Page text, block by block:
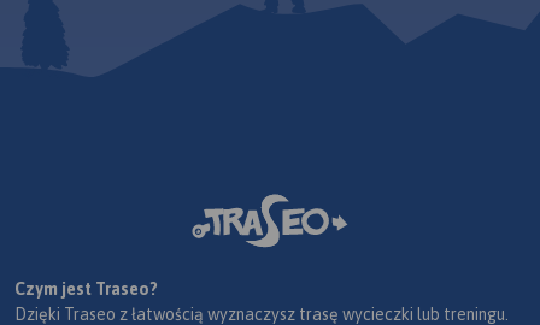
Czym jest Traseo?
Dzięki Traseo z łatwością wyznaczysz trasę wycieczki lub treningu.